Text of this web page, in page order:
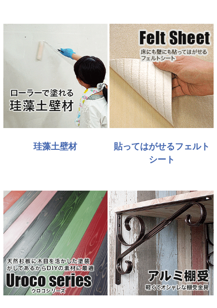
珪藻土壁材
貼ってはがせるフェルト
シート